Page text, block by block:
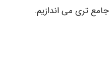
تری می اندازیم.